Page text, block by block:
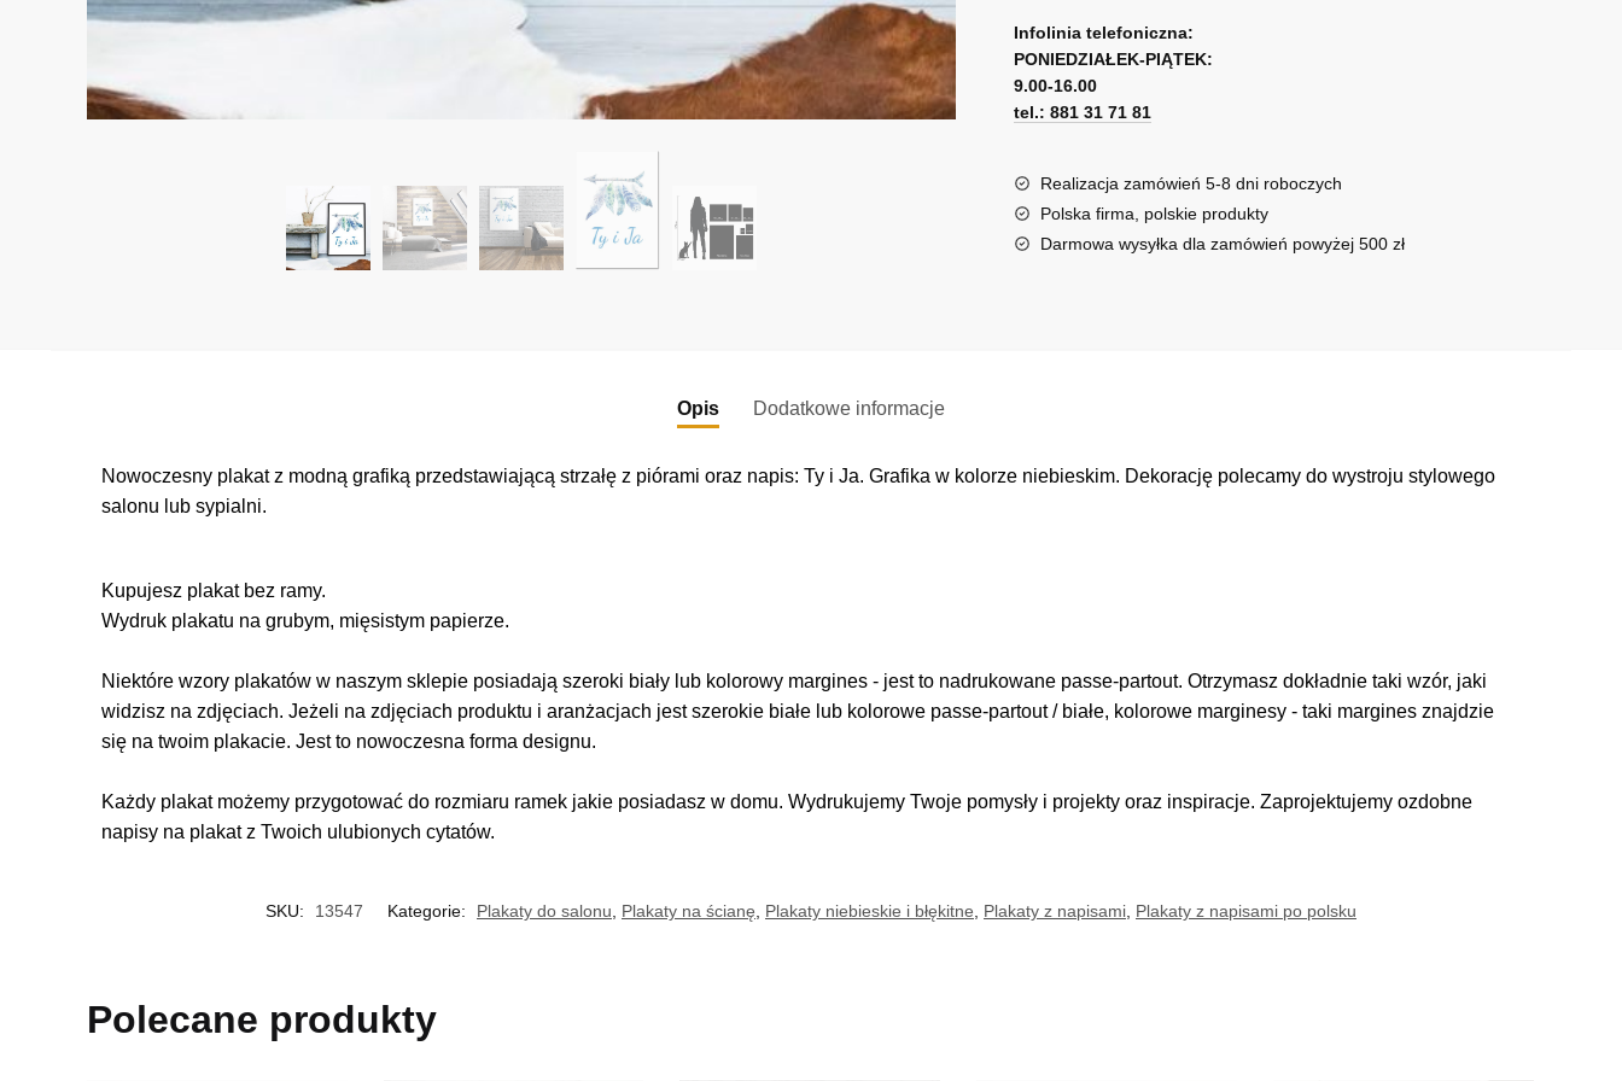
Ty
i
Ja
l
t
e
r
a
t
i
Infolinia telefoniczna:
PONIEDZIAŁEK-PIĄTEK:
9.00-16.00
tel.: 881 31 71 81
Realizacja zamówień 5-8 dni roboczych
Polska firma, polskie produkty
Darmowa wysyłka dla zamówień powyżej 500 zł
Opis Dodatkowe informacje
Nowoczesny plakat z modną grafiką przedstawiającą strzałę z piórami oraz napis: Ty i Ja. Grafika w kolorze niebieskim. Dekorację polecamy do wystroju stylowego
salonu lub sypialni.
Kupujesz plakat bez ramy.
Wydruk plakatu na grubym, mięsistym papierze.
Niektóre wzory plakatów w naszym sklepie posiadają szeroki biały lub kolorowy margines - jest to nadrukowane passe-partout. Otrzymasz dokładnie taki wzór, jaki
widzisz na zdjęciach. Jeżeli na zdjęciach produktu i aranżacjach jest szerokie białe lub kolorowe passe-partout / białe, kolorowe marginesy - taki margines znajdzie
się na twoim plakacie. Jest to nowoczesna forma designu.
Każdy plakat możemy przygotować do rozmiaru ramek jakie posiadasz w domu. Wydrukujemy Twoje pomysły i projekty oraz inspiracje. Zaprojektujemy ozdobne
napisy na plakat z Twoich ulubionych cytatów.
SKU: 13547 Kategorie: Plakaty do salonu Plakaty na ścianę Plakaty niebieskie i błękitne Plakaty z napisami Plakaty z napisami po polsku
Polecane produkty